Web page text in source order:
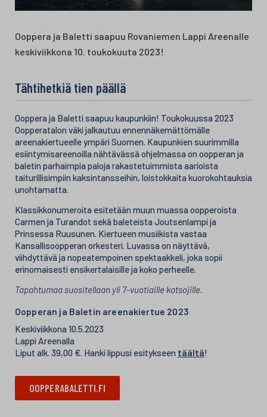
Ooppera ja Baletti saapuu Rovaniemen Lappi Areenalle
keskiviikkona 10. toukokuuta 2023!
Tähtihetkiä tien päällä
Ooppera ja Baletti saapuu kaupunkiin! Toukokuussa 2023
Oopperatalon väki jalkautuu ennennäkemättömälle
areenakiertueelle ympäri Suomen. Kaupunkien suurimmilla
esiintymisareenoilla nähtävässä ohjelmassa on oopperan ja
baletin parhaimpia paloja rakastetuimmista aarioista
taiturillisimpiin kaksintansseihin, loistokkaita kuorokohtauksia
unohtamatta.
Klassikkonumeroita esitetään muun muassa oopperoista
Carmen ja Turandot sekä baleteista Joutsenlampi ja
Prinsessa Ruusunen. Kiertueen musiikista vastaa
Kansallisoopperan orkesteri. Luvassa on näyttävä,
viihdyttävä ja nopeatempoinen spektaakkeli, joka sopii
erinomaisesti ensikertalaisille ja koko perheelle.
Tapahtumaa suositellaan yli 7-vuotiaille katsojille.
Oopperan ja Baletin areenakiertue 2023
Keskiviikkona 10.5.2023
Lappi Areenalla
Liput alk. 39,00 €. Hanki lippusi esitykseen täältä!
OOPPERABALETTI.FI